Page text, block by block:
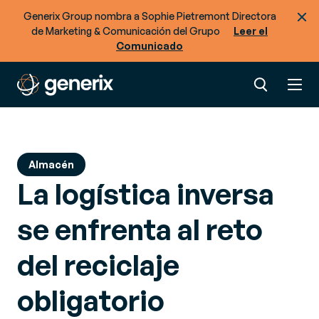
Generix Group nombra a Sophie Pietremont Directora
de Marketing & Comunicación del Grupo
Leer el
Comunicado
Almacén
La logística inversa
se enfrenta al reto
del reciclaje
obligatorio